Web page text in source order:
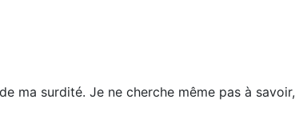
ma surdité. Je ne cherche même pas à